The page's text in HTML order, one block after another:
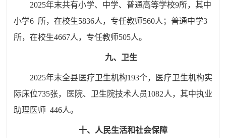
2025年末共有小学、中学、普通高等学校9所，其中
小学6 所，在校生5836人，专任教师560人；普通中学3
所，在校生4667人，专任教师505人。
九、卫生
2025年末全县医疗卫生机构193个，医疗卫生机构实
际床位735张，医院、卫生院技术人员1082人，其中执业
助理医师 446人。
十、人民生活和社会保障